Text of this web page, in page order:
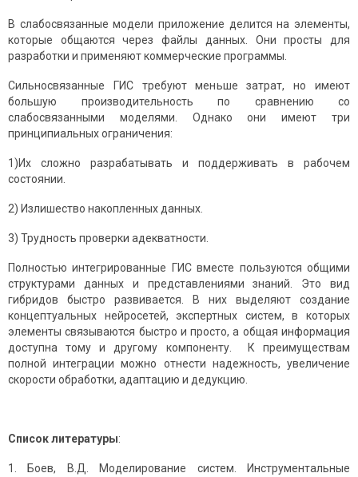
В слабосвязанные модели приложение делится на элементы,
которые общаются через файлы данных. Они просты для
разработки и применяют коммерческие программы.
Сильносвязанные ГИС требуют меньше затрат, но имеют
большую производительность по сравнению со
слабосвязанными моделями. Однако они имеют три
принципиальных ограничения:
1)Их сложно разрабатывать и поддерживать в рабочем
состоянии.
2) Излишество накопленных данных.
3) Трудность проверки адекватности.
Полностью интегрированные ГИС вместе пользуются общими
структурами данных и представлениями знаний. Это вид
гибридов быстро развивается. В них выделяют создание
концептуальных нейросетей, экспертных систем, в которых
элементы связываются быстро и просто, а общая информация
доступна тому и другому компоненту. К преимуществам
полной интеграции можно отнести надежность, увеличение
скорости обработки, адаптацию и дедукцию.
Список литературы:
1. Боев, В.Д. Моделирование систем. Инструментальные